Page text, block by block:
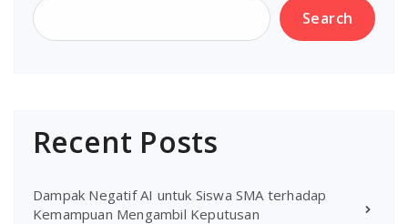
Search
Recent Posts
Dampak Negatif AI untuk Siswa SMA terhadap
Kemampuan Mengambil Keputusan